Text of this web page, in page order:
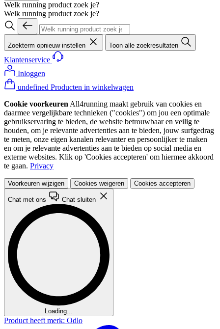
Welk running product zoek je?
Welk running product zoek je?
Zoekterm opnieuw instellen Toon alle zoekresultaten
Klantenservice
Inloggen
undefined Producten in winkelwagen
Cookie voorkeuren All4running maakt gebruik van cookies en
daarmee vergelijkbare technieken ("cookies") om jou een optimale
gebruikservaring te bieden, de website betrouwbaar en veilig te
houden, om je relevante advertenties aan te bieden, jouw surfgedrag
te meten, onze eigen kanalen relevanter en persoonlijker te maken
en om je relevante advertenties aan te bieden op social media en
externe websites. Klik op 'Cookies accepteren' om hiermee akkoord
te gaan. Privacy
Voorkeuren wijzigen Cookies weigeren Cookies accepteren
Chat met ons Chat sluiten
Loading...
Product heeft merk: Odlo